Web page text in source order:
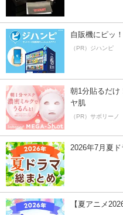
自販機にピッ
（PR）ジハンピ
朝1分貼るだけ
ヤ肌
（PR）サボリーノ
2026年7月夏
【夏アニメ